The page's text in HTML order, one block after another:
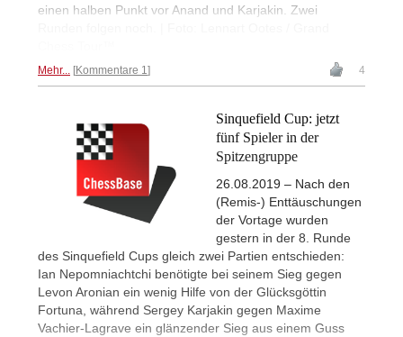
einen halben Punkt vor Anand und Karjakin. Zwei
Mehr... Kommentare 1 4
Sinquefield Cup: jetzt
fünf Spieler in der
Spitzengruppe
26.08.2019 – Nach den
(Remis-) Enttäuschungen
der Vortage wurden
gestern in der 8. Runde
des Sinquefield Cups gleich zwei Partien entschieden:
Ian Nepomniachtchi benötigte bei seinem Sieg gegen
Levon Aronian ein wenig Hilfe von der Glücksgöttin
Fortuna, während Sergey Karjakin gegen Maxime
Vachier-Lagrave ein glänzender Sieg aus einem Guss